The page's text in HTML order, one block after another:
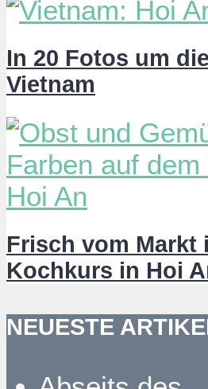
In 20 Fotos um
Vietnam
Frisch vom Markt
Kochkurs in Hoi
NEUESTE